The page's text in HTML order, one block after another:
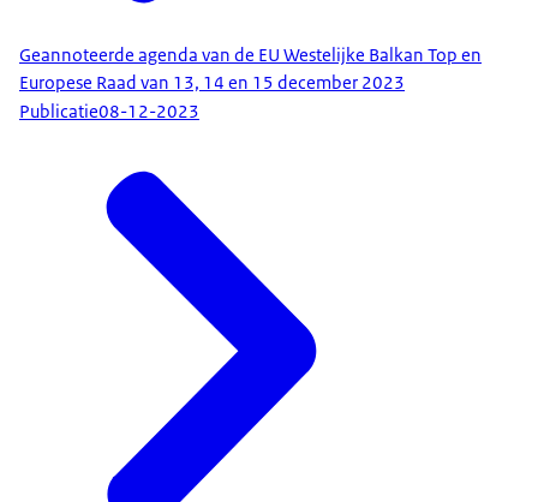
Geannoteerde agenda van de EU Westelijke Balkan Top en
Europese Raad van 13, 14 en 15 december 2023
Publicatie08-12-2023